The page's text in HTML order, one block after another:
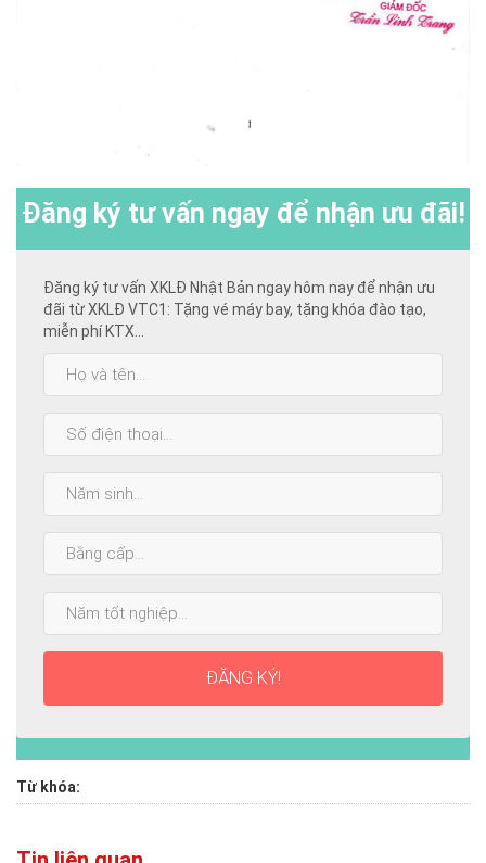
Đăng ký tư vấn ngay để nhận ưu đãi!
Đăng ký tư vấn XKLĐ Nhật Bản ngay hôm nay để nhận ưu
đãi từ XKLĐ VTC1: Tặng vé máy bay, tặng khóa đào tạo,
miễn phí KTX...
sinh:
cấp
nhất:
ĐĂNG KÝ!
Từ khóa: